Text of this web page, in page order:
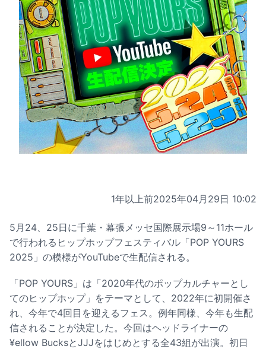
1年以上前2025年04月29日 10:02
5月24、25日に千葉・幕張メッセ国際展示場9～11ホール
で行われるヒップホップフェスティバル「POP YOURS
2025」の模様がYouTubeで生配信される。
「POP YOURS」は「2020年代のポップカルチャーとし
てのヒップホップ」をテーマとして、2022年に初開催さ
れ、今年で4回目を迎えるフェス。例年同様、今年も生配
信されることが決定した。今回はヘッドライナーの
¥ellow BucksとJJJをはじめとする全43組が出演。初日